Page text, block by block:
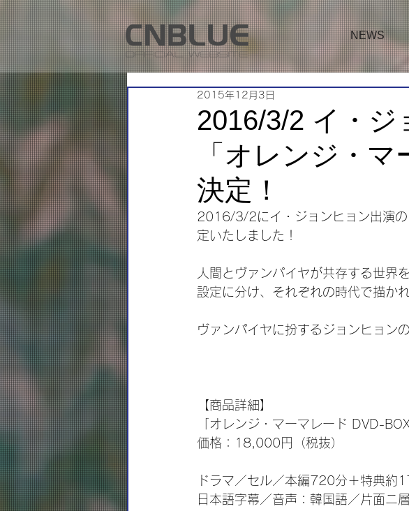
NEWS
2016/3/2 イ・
「オレンジ・
決定！
2015年12月3日
2016/3/2にイ・ジョンヒョン出演の
定いたしました！
人間とヴァンパイヤが共存する世
設定に分け、それぞれの時代で描か
ヴァンパイヤに扮するジョンヒョン
【商品詳細】
「オレンジ・マーマレード DVD-BOX
価格：18,000円（税抜）
ドラマ／セル／本編720分＋特典
日本語字幕／音声：韓国語／片面ニ